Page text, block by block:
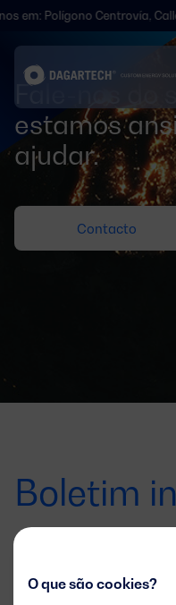
O que são cookies?
em: Polígono Centrovía,
Fale-nos do
estamos
ajudar.
Contacto
Boletim
Ofertas,
Subscreva a